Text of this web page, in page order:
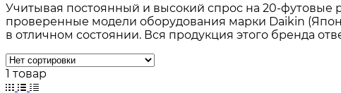
Учитывая постоянный и высокий спрос на 20-
проверенные модели оборудования марки Daikin
в отличном состоянии. Вся продукция этого бренда
1 товар